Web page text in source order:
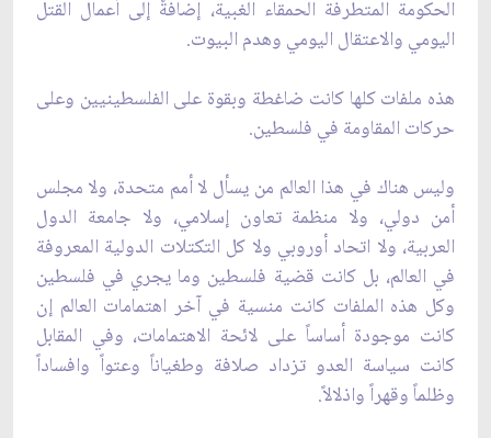
الحكومة المتطرفة الحمقاء الغبية، إضافةً إلى أعمال القتل
اليومي والاعتقال ‏اليومي وهدم البيوت.‏
هذه ملفات كلها كانت ضاغطة وبقوة على الفلسطينيين وعلى
حركات المقاومة في فلسطين.‏
وليس هناك في هذا العالم من يسأل لا أمم متحدة، ولا مجلس
أمن دولي، ولا منظمة تعاون ‏إسلامي، ولا جامعة الدول
العربية، ولا اتحاد أوروبي ولا كل التكتلات الدولية المعروفة
في ‏العالم، بل كانت قضية فلسطين وما يجري في فلسطين
وكل هذه الملفات كانت منسية في آخر ‏اهتمامات العالم إن
كانت موجودة أساساً على لائحة الاهتمامات، وفي المقابل
كانت سياسة العدو ‏تزداد صلافة وطغياناً وعتواً وافساداً
وظلماً وقهراً واذلالاً.‏